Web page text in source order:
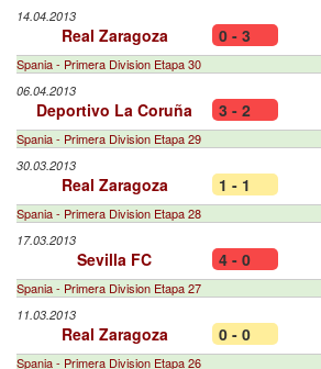
14.04.2013
Real Zaragoza 0 - 3
Spania - Primera Division Etapa 30
06.04.2013
Deportivo La Coruña 3 - 2
Spania - Primera Division Etapa 29
30.03.2013
Real Zaragoza 1 - 1
Spania - Primera Division Etapa 28
17.03.2013
Sevilla FC 4 - 0
Spania - Primera Division Etapa 27
11.03.2013
Real Zaragoza 0 - 0
Spania - Primera Division Etapa 26